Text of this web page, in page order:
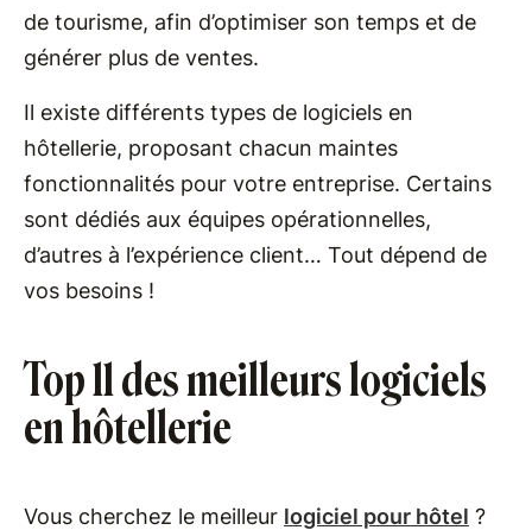
de tourisme, afin d’optimiser son temps et de
générer plus de ventes.
Il existe différents types de logiciels en
hôtellerie, proposant chacun maintes
fonctionnalités pour votre entreprise. Certains
sont dédiés aux équipes opérationnelles,
d’autres à l’expérience client… Tout dépend de
vos besoins !
Top 11 des meilleurs logiciels
en hôtellerie
Vous cherchez le meilleur logiciel pour hôtel ?